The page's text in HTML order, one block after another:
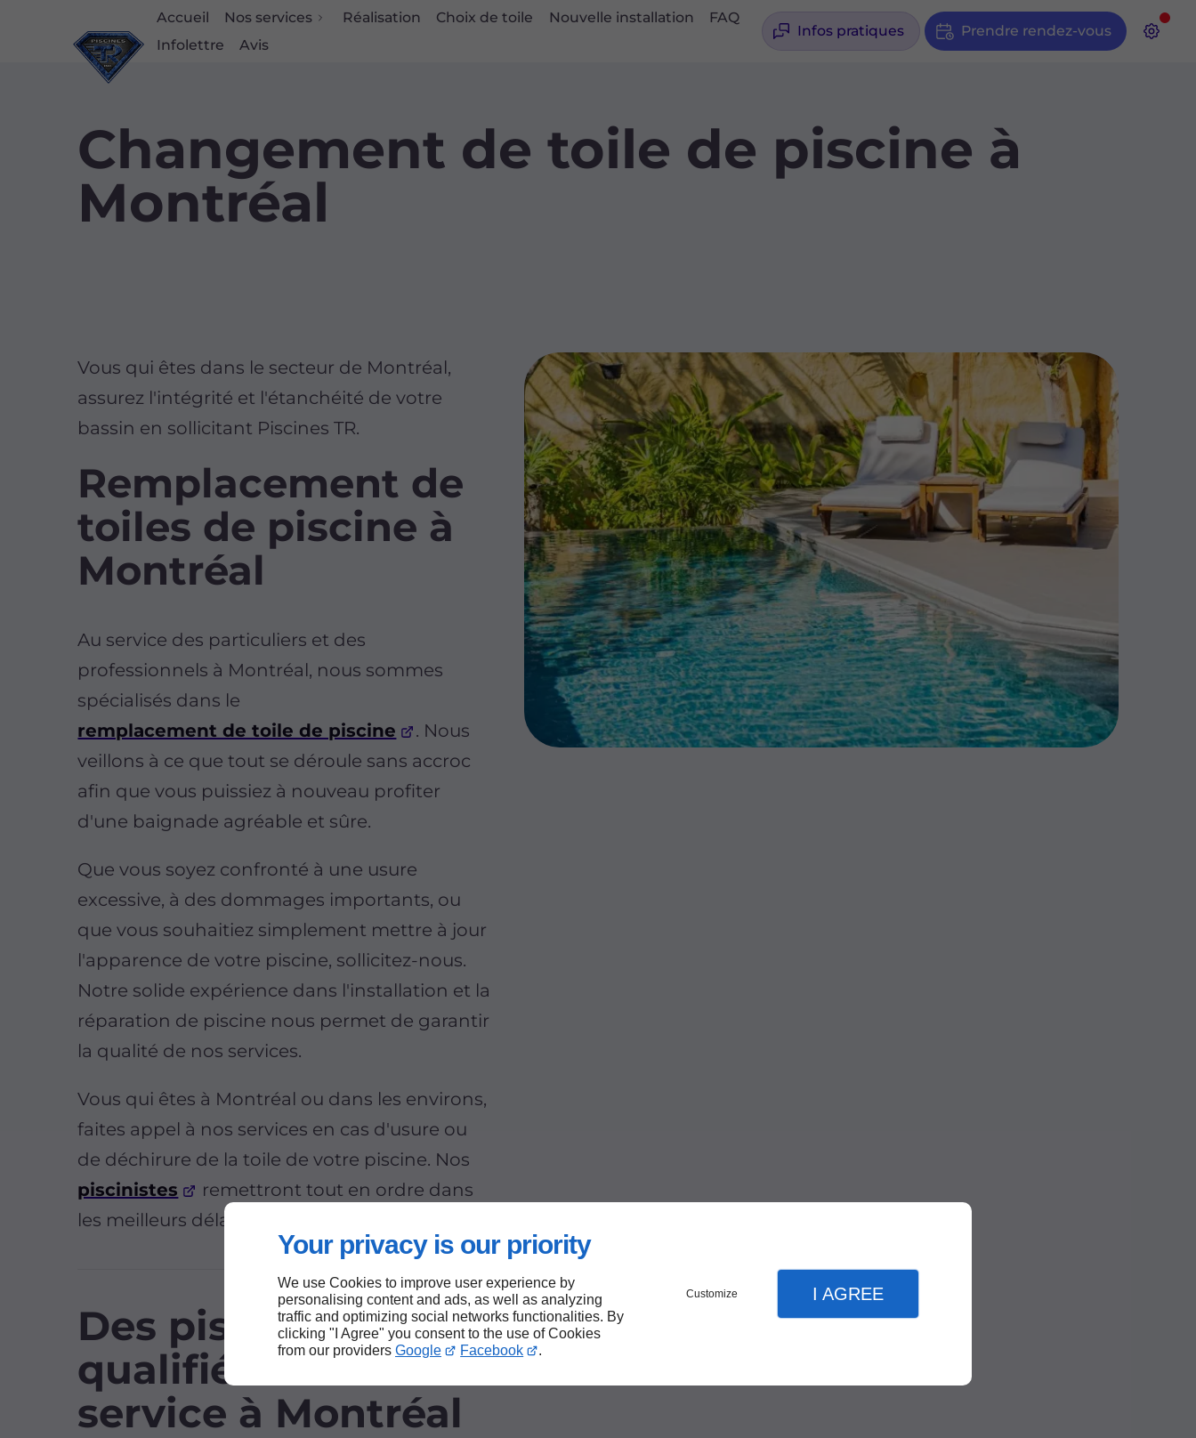
Your privacy is our priority
We use Cookies to improve user experience by
personalising content and ads, as well as analyzing
traffic and optimizing social networks functionalities. By
clicking "I Agree" you consent to the use of Cookies
from our providers Google Facebook .
Customize I AGREE
Accueil Nos services Réalisation Choix de toile Nouvelle installation
FAQ
Infolettre
Avis
Infos pratiques Prendre rendez-vous
Changement de toile de piscine à
Montréal
Vous qui êtes dans le secteur de Montréal,
assurez l'intégrité et l'étanchéité de votre
bassin en sollicitant Piscines TR.
Remplacement de
toiles de piscine à
Montréal
Au service des particuliers et des
professionnels à Montréal, nous sommes
spécialisés dans le
remplacement de toile de piscine
. Nous
veillons à ce que tout se déroule sans accroc
afin que vous puissiez à nouveau profiter
d'une baignade agréable et sûre.
Que vous soyez confronté à une usure
excessive, à des dommages importants, ou
que vous souhaitiez simplement mettre à jour
l'apparence de votre piscine, sollicitez-nous.
Notre solide expérience dans l'installation et la
réparation de piscine nous permet de garantir
la qualité de nos services.
Vous qui êtes à Montréal ou dans les environs,
faites appel à nos services en cas d'usure ou
de déchirure de la toile de votre piscine. Nos
piscinistes
remettront tout en ordre dans
les meilleurs délais.
Des piscinistes
qualifiés à votre
service à Montréal